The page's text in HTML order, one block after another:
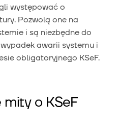
występować o
Pozwolą one na
i są niezbędne do
awarii systemu i
obligatoryjnego KSeF.
o KSeF